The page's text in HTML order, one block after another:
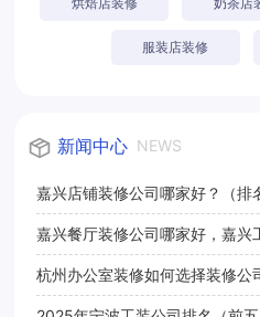
服装店装修
新闻中心 NEWS
嘉兴店铺装修公司哪家好？（排
嘉兴餐厅装修公司哪家好，嘉兴
杭州办公室装修如何选择装修公